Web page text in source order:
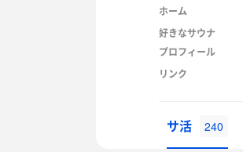
ホーム
好きなサウナ
プロフィール
リンク
サ活 240